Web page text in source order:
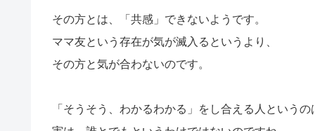
その方とは、「共感」できないようです。
ママ友という存在が気が滅入るというより、
その方と気が合わないのです。
「そうそう、わかるわかる」をし合える人というの